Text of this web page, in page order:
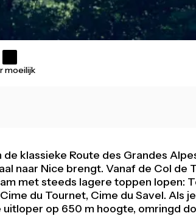
moeilijk
klassieke Route des Grandes
naar Nice brengt. Vanaf de Col de
met steeds lagere toppen lopen:
du Tournet, Cime du Savel. Als
op 650 m hoogte, omringd